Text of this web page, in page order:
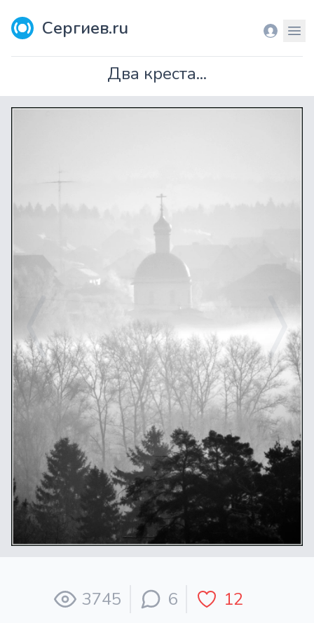
Сергиев.ru Вход
Два креста...
3745 6 12